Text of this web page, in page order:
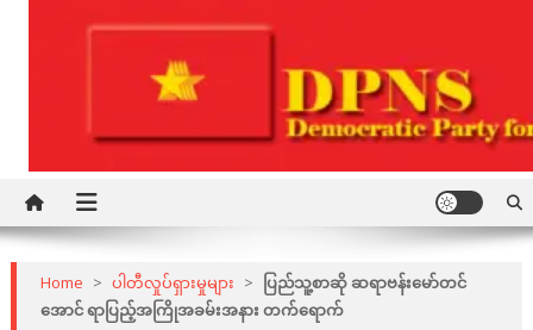
DPNS
Home > ပါတီလှုပ်ရှားမှုများ >
ပြည်သူ့စာဆို ဆရာဗန်းမော်တင်
အောင် ရာပြည့်အကြိုအခမ်းအနား တက်ရောက်